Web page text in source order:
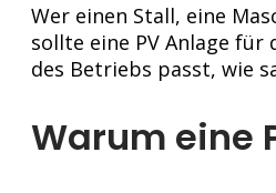
Wer einen Stall, eine
sollte eine PV Anlage
des Betriebs passt, wie
Warum eine